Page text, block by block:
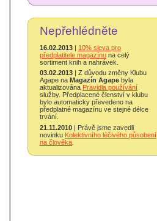
Nepřehlédněte
16.02.2013 | 10% sleva pro
předplatitele magazínu na celý
sortiment knih a nahrávek.
03.02.2013 | Z důvodu změny Klubu
Agape na Magazín Agape byla
aktualizována Pravidla používání
služby. Předplacené členství v klubu
bylo automaticky převedeno na
předplatné magazínu ve stejné délce
trvání.
21.11.2010 | Právě jsme zavedli
novinku Kolektivního léčivého působení
na člověka